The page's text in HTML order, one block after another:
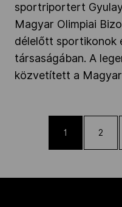
sportriportert
Magyar Olimpiai
délelőtt sportikonok
társaságában. A
közvetített a
1 2